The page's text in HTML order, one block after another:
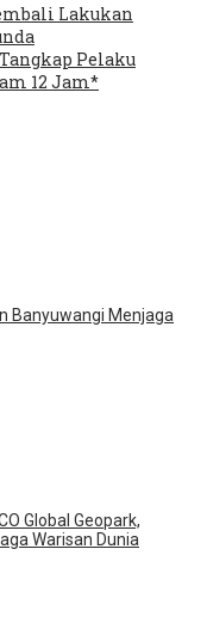
Lakukan
Pelaku
12 Jam*
Banyuwangi Menjaga
Global Geopark,
Warisan Dunia